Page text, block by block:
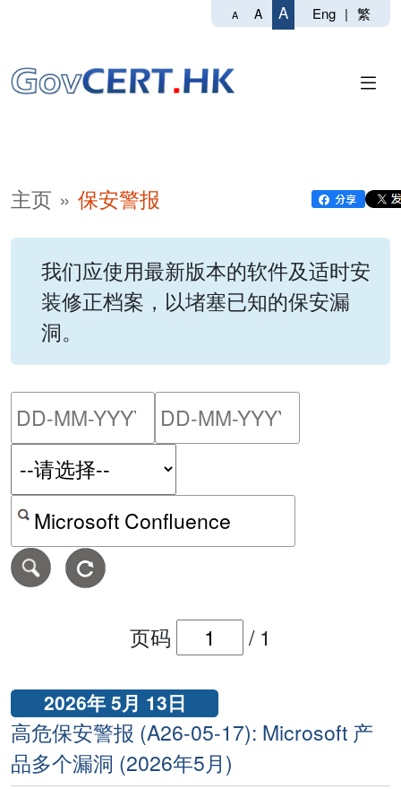
A A A Eng | 繁
主页 保安警报
我们应使用最新版本的软件及适时安
装修正档案，以堵塞已知的保安漏
洞。
请输入搜索日期范围的开
按关键字或 CVE ID 搜寻保安警报
页码 / 1
2026年 5月 13日
高危保安警报 (A26-05-17): Microsoft 产
品多个漏洞 (2026年5月)